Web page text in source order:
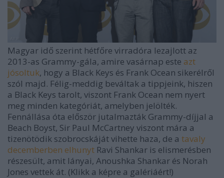
Magyar idő szerint hétfőre virradóra lezajlott az
2013-as Grammy-gála, amire vasárnap este azt
jósoltuk, hogy a Black Keys és Frank Ocean sikerélről
szól majd. Félig-meddig beváltak a tippjeink, hiszen
a Black Keys tarolt, viszont Frank Ocean nem nyert
meg minden kategóriát, amelyben jelölték.
Fennállása óta először jutalmazták Grammy-díjjal a
Beach Boyst, Sir Paul McCartney viszont mára a
tizenötödik szobrocskáját vihette haza, de a tavaly
decemberben elhunyt Ravi Shankar is elismerésben
részesült, amit lányai, Anoushka Shankar és Norah
Jones vettek át. (Klikk a képre a galériáért!)